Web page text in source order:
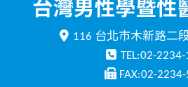
116 台北市木新路二
TEL:02-
FAX:02-